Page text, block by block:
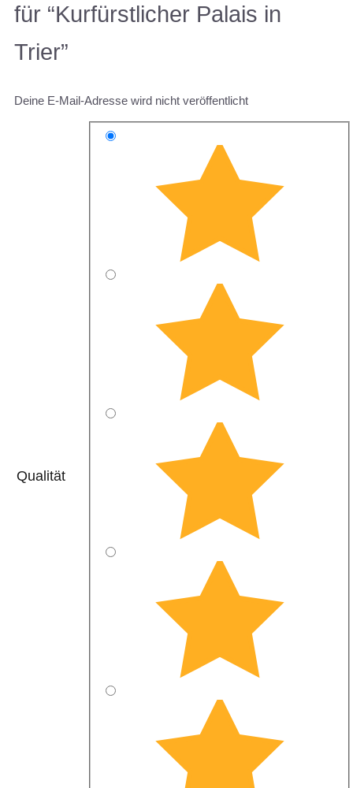
für “Kurfürstlicher Palais in
Trier”
Deine E-Mail-Adresse wird nicht veröffentlicht
Qualität